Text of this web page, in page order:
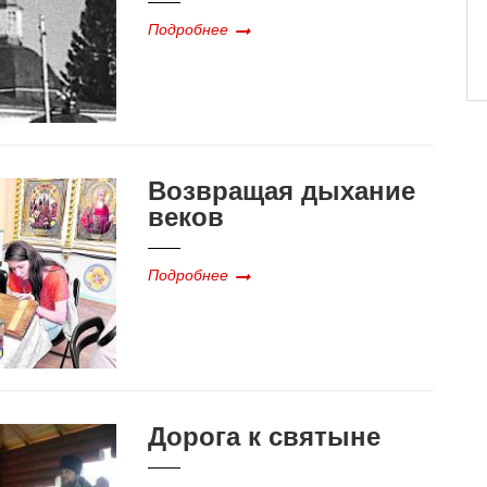
Подробнее
Возвращая дыхание
веков
Подробнее
Дорога к святыне